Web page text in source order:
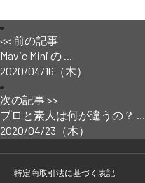
<< 前の記事
Mavic Mini の ...
2020/04/16（木）
次の記事 >>
プロと素人は何が違うの？ ...
2020/04/23（木）
特定商取引法に基づく表記